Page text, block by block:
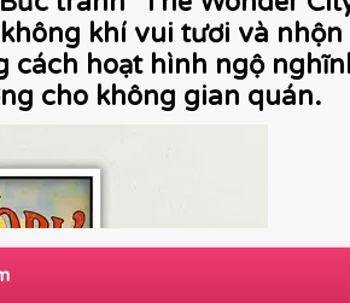
khí vui tươi và
cách hoạt hình ngộ
cho không gian quán.